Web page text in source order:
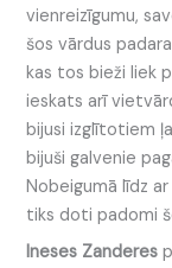
vienreizīgumu,
šos vārdus
kas tos bieži liek
ieskats arī
bijusi izglītotiem
bijuši galvenie
Nobeigumā līdz
tiks doti padomi
Ineses Zanderes